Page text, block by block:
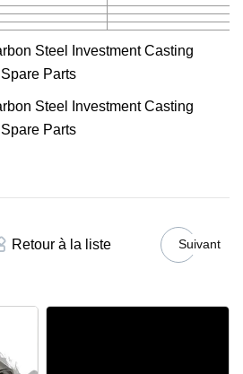
Retour à la liste Suivant